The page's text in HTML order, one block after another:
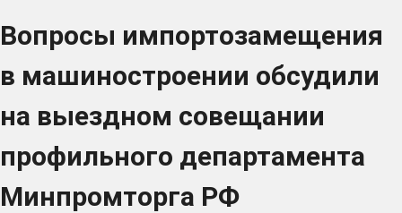
Вопросы импортозамещения
в машиностроении обсудили
на выездном совещании
профильного департамента
Минпромторга РФ